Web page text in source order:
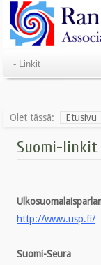
Olet tässä: Etusivu
Suomi-linkit
http://www.usp.fi/
Suomi-Seura